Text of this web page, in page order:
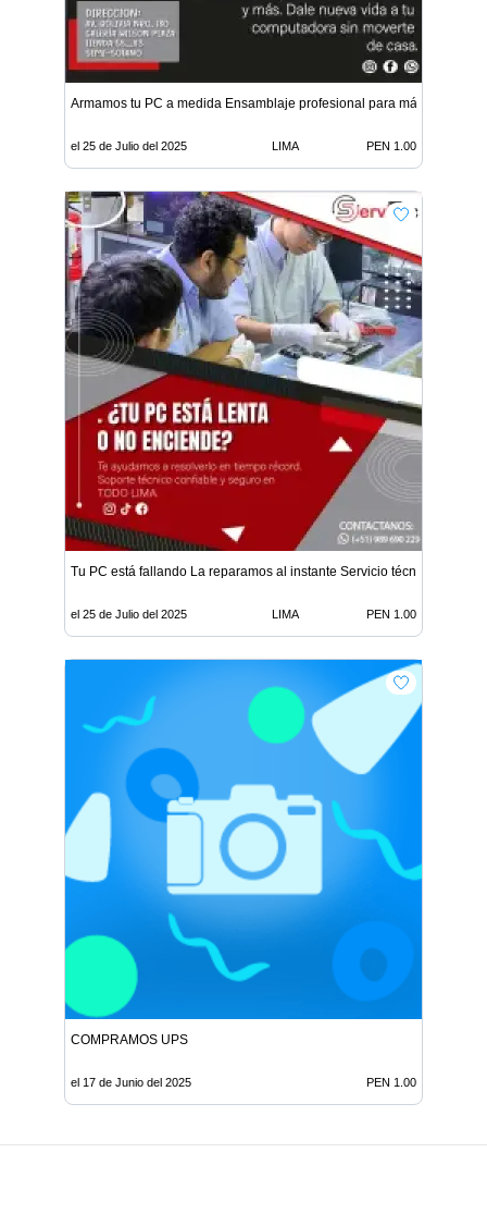
Armamos tu PC a medida Ensamblaje profesional para máximo
el 25 de Julio del 2025 LIMA PEN 1.00
Tu PC está fallando La reparamos al instante Servicio técnico
el 25 de Julio del 2025 LIMA PEN 1.00
COMPRAMOS UPS
el 17 de Junio del 2025 PEN 1.00